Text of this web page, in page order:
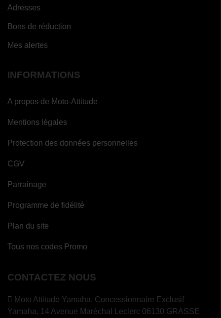
Adresses
Bons de réduction
Mes alertes
INFORMATIONS
A propos de Moto-Attitude
Mentions légales
Protection des données personnelles
CGV
Parrainage
Programme de fidélité
Plan du site
Tous nos codes Promo
CONTACTEZ NOUS
Moto Attitude Yamaha, Concessionnaire Exclusif
Yamaha, 14 Avenue Maréchal Leclerc 06130 GRASSE